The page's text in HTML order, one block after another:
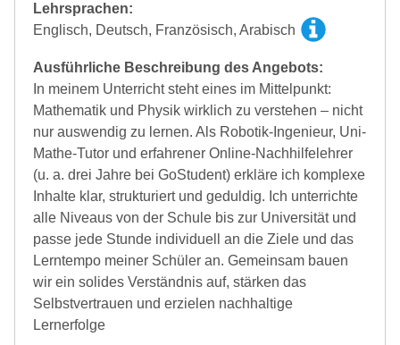
Lehrsprachen:
Englisch, Deutsch, Französisch, Arabisch
Ausführliche Beschreibung des Angebots:
In meinem Unterricht steht eines im Mittelpunkt:
Mathematik und Physik wirklich zu verstehen – nicht
nur auswendig zu lernen. Als Robotik-Ingenieur, Uni-
Mathe-Tutor und erfahrener Online-Nachhilfelehrer
(u. a. drei Jahre bei GoStudent) erkläre ich komplexe
Inhalte klar, strukturiert und geduldig. Ich unterrichte
alle Niveaus von der Schule bis zur Universität und
passe jede Stunde individuell an die Ziele und das
Lerntempo meiner Schüler an. Gemeinsam bauen
wir ein solides Verständnis auf, stärken das
Selbstvertrauen und erzielen nachhaltige
Lernerfolge